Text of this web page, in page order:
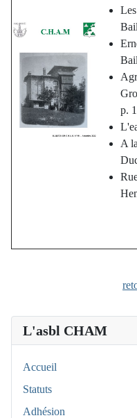
p.
A
L'asbl CHAM
Accueil
Statuts
Adhésion